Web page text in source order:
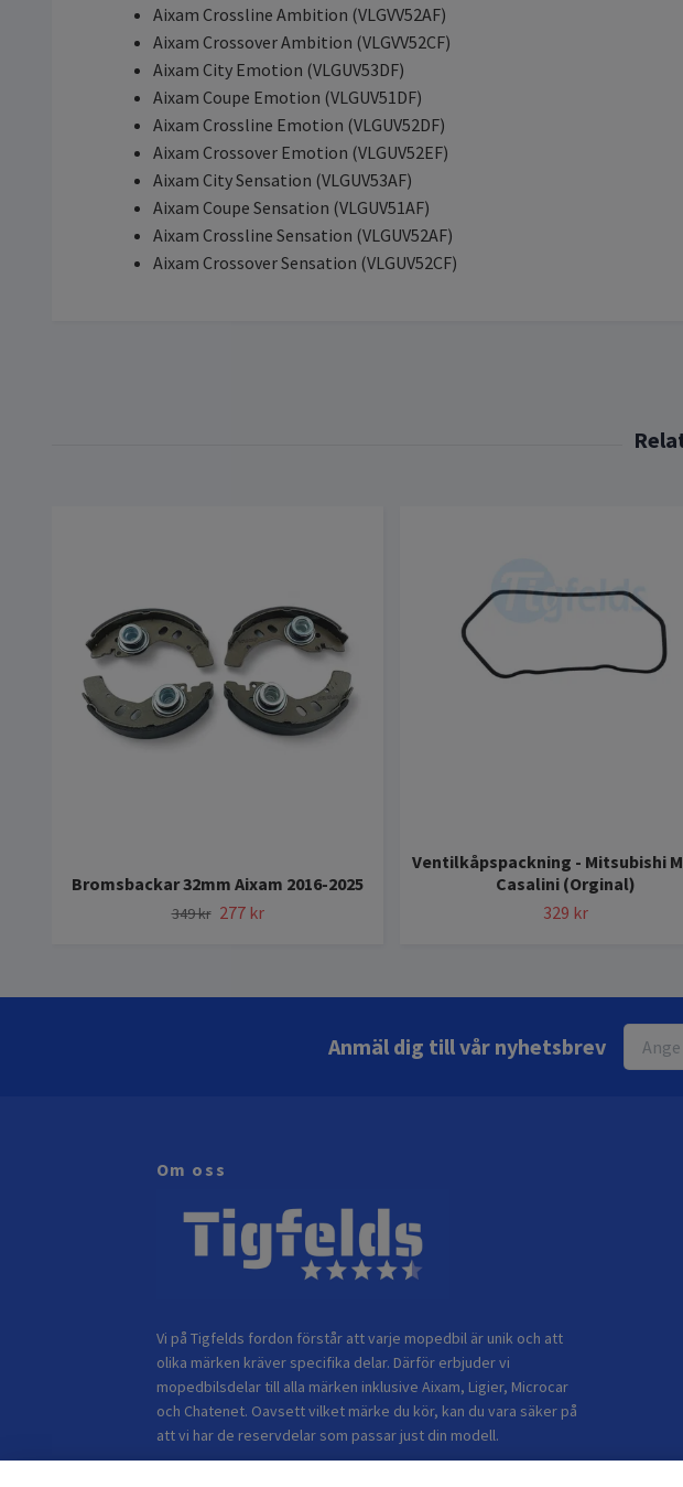
Aixam Crossline Ambition (VLGVV52AF)
Aixam Crossover Ambition (VLGVV52CF)
Aixam City Emotion (VLGUV53DF)
Aixam Coupe Emotion (VLGUV51DF)
Aixam Crossline Emotion (VLGUV52DF)
Aixam Crossover Emotion (VLGUV52EF)
Aixam City Sensation (VLGUV53AF)
Aixam Coupe Sensation (VLGUV51AF)
Aixam Crossline Sensation (VLGUV52AF)
Aixam Crossover Sensation (VLGUV52CF)
Bromsbackar 32mm Aixam 2016-2025
349 kr 277 kr
Ventilkåpspackning - Mitsubishi
Casalini (Orginal)
329 kr
Anmäl dig till vår nyhetsbrev
Om oss
Vi på Tigfelds fordon förstår att varje mopedbil är unik och att
olika märken kräver specifika delar. Därför erbjuder vi
mopedbilsdelar till alla märken inklusive Aixam, Ligier, Microcar
och Chatenet. Oavsett vilket märke du kör, kan du vara säker på
att vi har de reservdelar som passar just din modell.